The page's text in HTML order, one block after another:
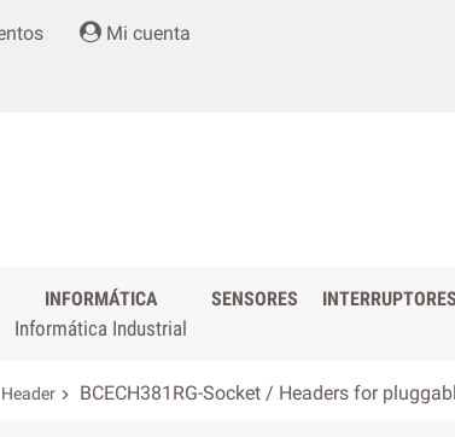
Mi cuenta
INFORMÁTICA
Informática Industrial
SENSORES
Header  BCECH381RG-Socket / Headers for